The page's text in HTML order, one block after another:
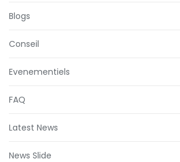
Blogs
Conseil
Evenementiels
FAQ
Latest News
News Slide